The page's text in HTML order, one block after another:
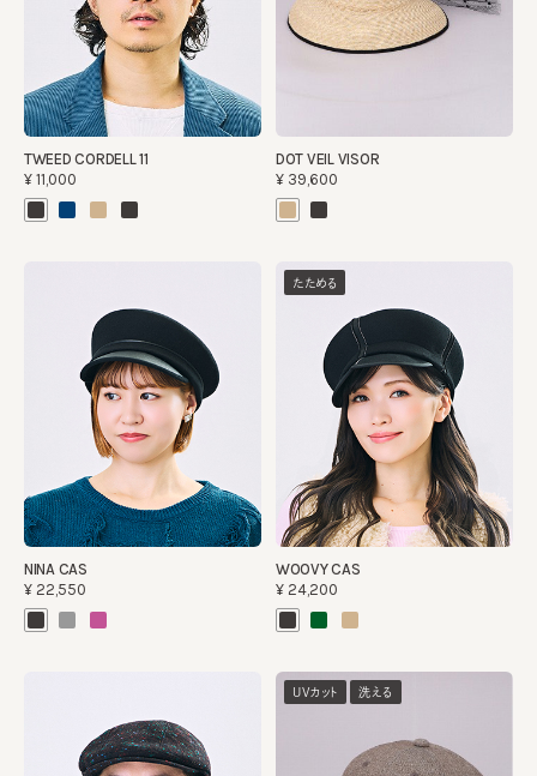
TWEED CORDELL 11
¥11,000
DOT VEIL VISOR
¥39,600
NINA CAS
¥22,550
たためる
WOOVY CAS
¥24,200
UVカット 洗える